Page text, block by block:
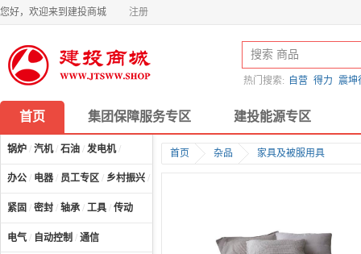
您好，欢迎来到建投商城 注册
热门搜索: 自营 得力 震坤
首页 集团保障服务专区 建投能源专区
锅炉 / 汽机/ 石油 / 发电机/
办公 / 电器 / 员工专区 / 乡村振兴 /
紧固 / 密封 / 轴承 / 工具 / 传动
电气 / 自动控制 / 通信
首页 杂品 家具及被服用具